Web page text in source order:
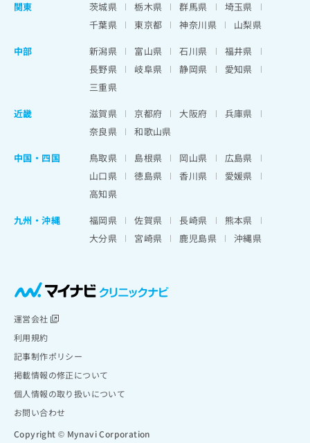
関東
茨城県 栃木県 群馬県
埼玉県
千葉県
東京都 神奈川県
山梨県
中部
新潟県 富山県 石川県
福井県
長野県
岐阜県 静岡県
愛知県
三重県
近畿
滋賀県 京都府 大阪府
兵庫県
奈良県
和歌山県
中国・四国
鳥取県 島根県 岡山県
広島県
山口県
徳島県 香川県
愛媛県
高知県
九州・沖縄
福岡県 佐賀県 長崎県
熊本県
大分県
宮崎県 鹿児島県 沖縄県
運営会社
利用規約
記事制作ポリシー
掲載情報の修正について
個人情報の取り扱いについて
お問い合わせ
Copyright © Mynavi Corporation